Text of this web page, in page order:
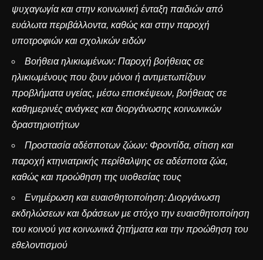
ψυχαγωγία και στην κοινωνική ένταξη παιδιών από
ευάλωτα περιβάλλοντα, καθώς και στην παροχή
υποτροφιών και σχολικών ειδών
Βοήθεια ηλικιωμένων: Παροχή βοήθειας σε
ηλικιωμένους που ζουν μόνοι ή αντιμετωπίζουν
προβλήματα υγείας, μέσω επισκέψεων, βοήθειας σε
καθημερινές ανάγκες και διοργάνωσης κοινωνικών
δραστηριοτήτων
Προστασία αδέσποτων ζώων: Φροντίδα, σίτιση και
παροχή κτηνιατρικής περίθαλψης σε αδέσποτα ζώα,
καθώς και προώθηση της υιοθεσίας τους
Ενημέρωση και ευαισθητοποίηση: Διοργάνωση
εκδηλώσεων και δράσεων με στόχο την ευαισθητοποίηση
του κοινού για κοινωνικά ζητήματα και την προώθηση του
εθελοντισμού